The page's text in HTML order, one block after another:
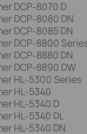
DCP-8070 D
DCP-8080 DN
DCP-8085 DN
DCP-8800
DCP-8880 DN
DCP-8890 DW
HL-5300 Series
HL-5340
HL-5340 D
HL-5340 DL
HL-5340 DN